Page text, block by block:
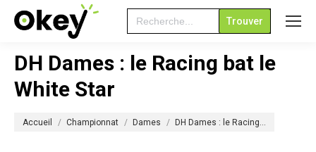
Search
for:
DH Dames : le Racing bat le
White Star
Accueil Championnat Dames DH Dames : le Racing…